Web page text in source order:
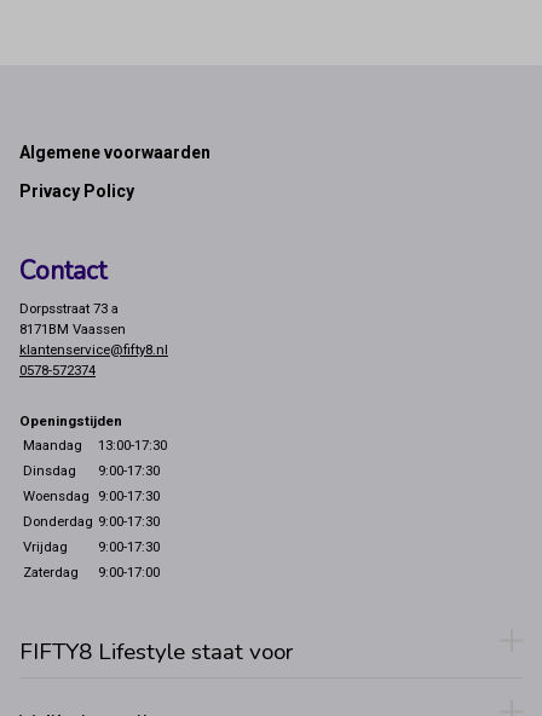
Footer
Algemene voorwaarden
Privacy Policy
Contact
Dorpsstraat 73 a
8171BM Vaassen
klantenservice@fifty8.nl
0578-572374
Openingstijden
Maandag
13:00-17:30
Dinsdag
9:00-17:30
Woensdag
9:00-17:30
Donderdag 9:00-17:30
Vrijdag
9:00-17:30
Zaterdag
9:00-17:00
FIFTY8 Lifestyle staat voor